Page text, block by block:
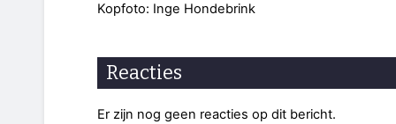
Kopfoto: Inge Hondebrink
Reacties
Er zijn nog geen reacties op dit bericht.